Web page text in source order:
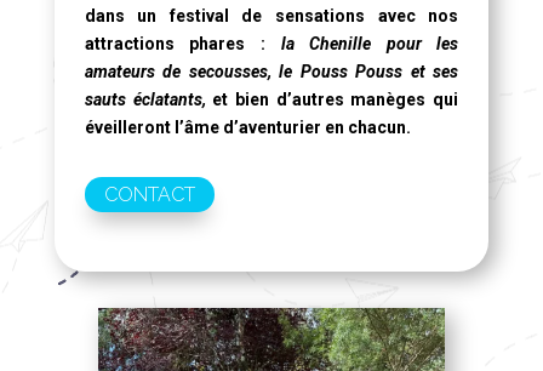
dans un festival de sensations avec nos
attractions phares : la Chenille pour les
amateurs de secousses, le Pouss Pouss et ses
sauts éclatants, et bien d’autres manèges qui
éveilleront l’âme d’aventurier en chacun.
CONTACT